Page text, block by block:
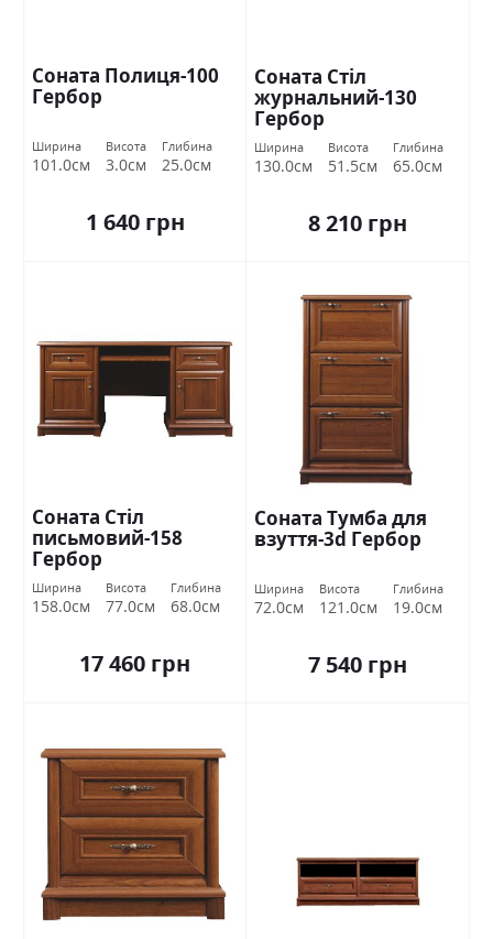
Соната Полиця-100
Гербор
Ширина
101.0см
Висота
3.0см
Глибина
25.0см
1 640 грн
Соната Стіл
журнальний-130
Гербор
Ширина
130.0см
Висота
51.5см
Глибина
65.0см
8 210 грн
Соната Стіл
письмовий-158
Гербор
Ширина
158.0см
Висота
77.0см
Глибина
68.0см
17 460 грн
Соната Тумба для
взуття-3d Гербор
Ширина
72.0см
Висота
121.0см
Глибина
19.0см
7 540 грн